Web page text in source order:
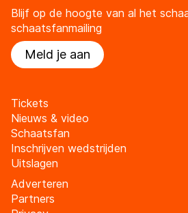
Blijf op de hoogte van al het
schaatsfanmailing
Meld je aan
Tickets
Nieuws & video
Schaatsfan
Inschrijven wedstrijden
Uitslagen
Adverteren
Partners